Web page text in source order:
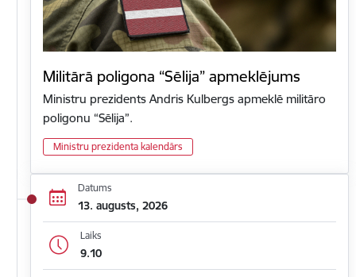
Militārā poligona “Sēlija” apmeklējums
Ministru prezidents Andris Kulbergs apmeklē militāro
poligonu “Sēlija”.
Ministru prezidenta kalendārs
Datums
13. augusts, 2026
Laiks
9.10